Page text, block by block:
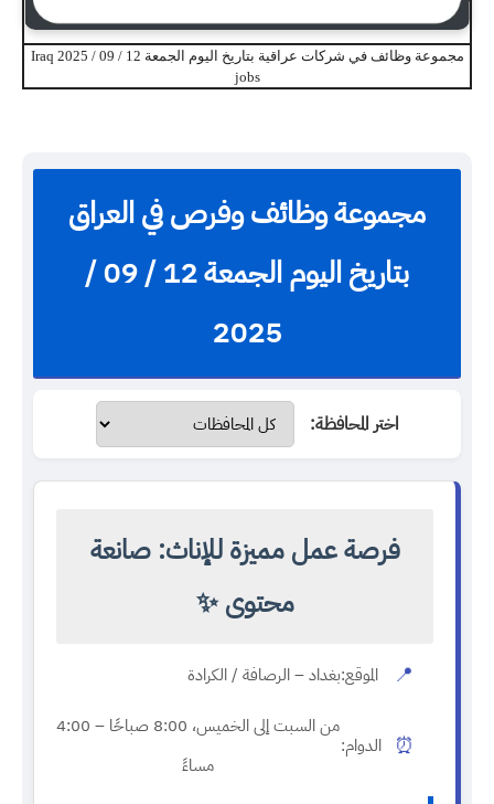
مجموعة وظائف في شركات عراقية بتاريخ اليوم الجمعة 12 / 09 / 2025 Iraq
jobs
مجموعة وظائف وفرص في العراق
بتاريخ اليوم الجمعة 12 / 09 /
2025
اختر المحافظة:
فرصة عمل مميزة للإناث: صانعة
محتوى ✨
📍 الموقع:بغداد – الرصافة / الكرادة
⏰ الدوام:
من السبت إلى الخميس، 8:00 صباحًا – 4:00
مساءً